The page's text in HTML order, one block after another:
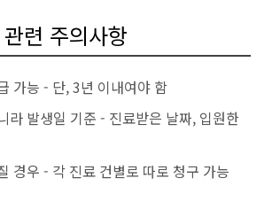
련 주의사항
가능 - 단, 3년 이내여야 함
라 발생일 기준 - 진료받은 날짜, 입원한
경우 - 각 진료 건별로 따로 청구 가능